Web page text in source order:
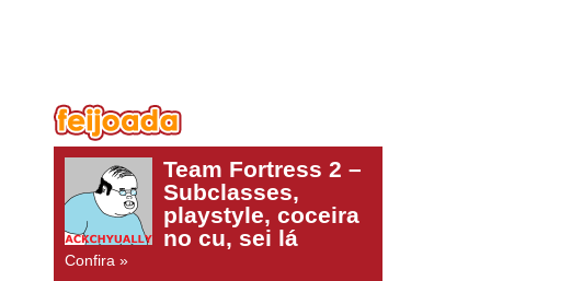
Team Fortress 2 –
Subclasses,
playstyle, coceira
no cu, sei lá
Confira »